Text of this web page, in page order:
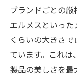
ブランドごとの
エルメスといっ
くらいの大きさ
ています。これは
製品の美しさを最